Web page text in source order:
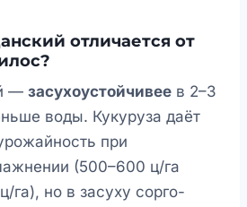
отличается от
— засухоустойчивее в 2–3
воды. Кукуруза даёт
при
(500–600 ц/га
га), но в засуху сорго-